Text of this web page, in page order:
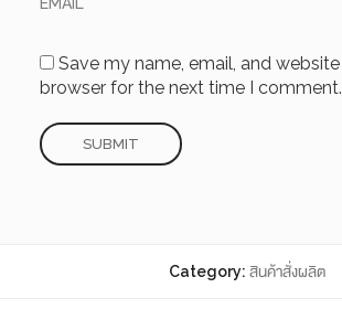
Save my name, email, and website
browser for the next time I comment.
Category: สินค้าสั่งผลิต